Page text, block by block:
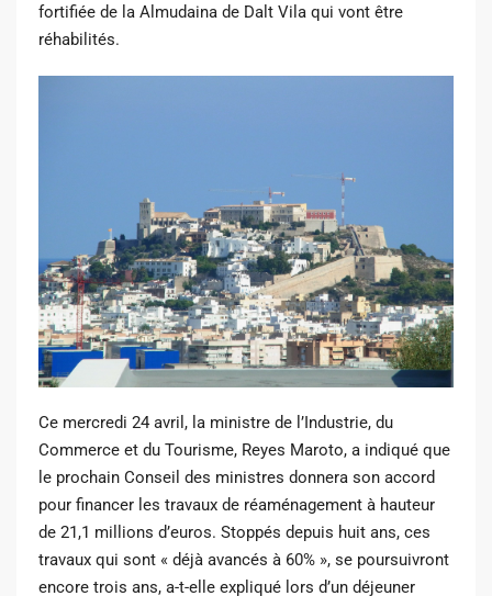
fortifiée de la Almudaina de Dalt Vila qui vont être
réhabilités.
Ce mercredi 24 avril, la ministre de l’Industrie, du
Commerce et du Tourisme, Reyes Maroto, a indiqué que
le prochain Conseil des ministres donnera son accord
pour financer les travaux de réaménagement à hauteur
de 21,1 millions d’euros. Stoppés depuis huit ans, ces
travaux qui sont « déjà avancés à 60% », se poursuivront
encore trois ans, a-t-elle expliqué lors d’un déjeuner